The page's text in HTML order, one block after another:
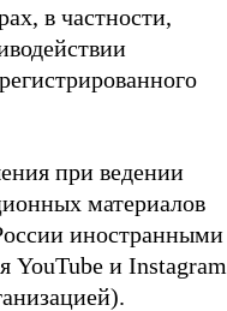
в частности,
при ведении
материалов
иностранными
YouTube и Instagram